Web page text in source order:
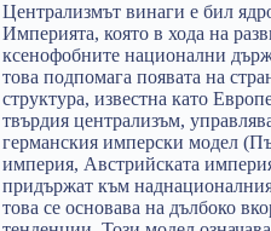
Централизмът винаги е бил
Империята, която в хода на
ксенофобните национални
това подпомага появата на
структура, известна като
твърдия централизъм,
германския имперски модел
империя, Австрийската
придържат към
това се основава на дълбоко